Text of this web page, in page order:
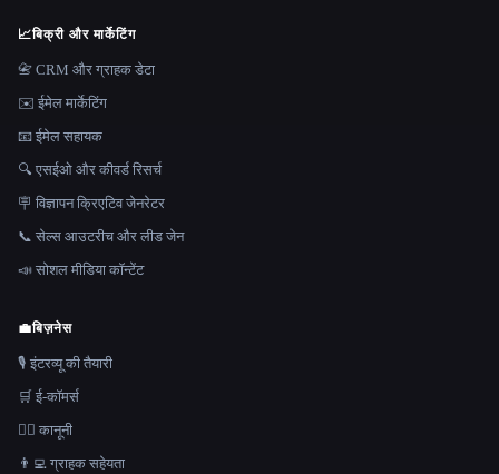
📈बिक्री और मार्केटिंग
📇 CRM और ग्राहक डेटा
✉️ ईमेल मार्केटिंग
📧 ईमेल सहायक
🔍 एसईओ और कीवर्ड रिसर्च
🪧 विज्ञापन क्रिएटिव जेनरेटर
📞 सेल्स आउटरीच और लीड जेन
📣 सोशल मीडिया कॉन्टेंट
💼बिज़नेस
🎙️ इंटरव्यू की तैयारी
🛒 ई-कॉमर्स
👩‍⚖️ कानूनी
👨‍💻 ग्राहक सहेयता